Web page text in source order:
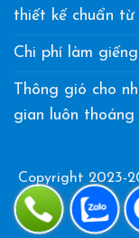
thiết kế chuẩn từ
Chi phí làm
Thông gió cho
gian luôn thoáng
Copyright 2023-